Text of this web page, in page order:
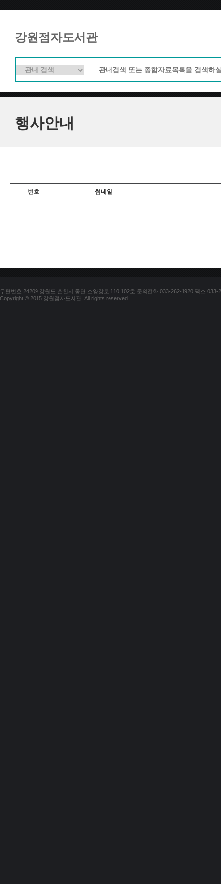
강원점자도서관
행사안내
번호 썸네일
우편번호 24209 강원도 춘천시 동면 소양강로 110 102호 문의전화 033-262-1920 팩스 033-
Copyright © 2015 강원점자도서관. All rights reserved.